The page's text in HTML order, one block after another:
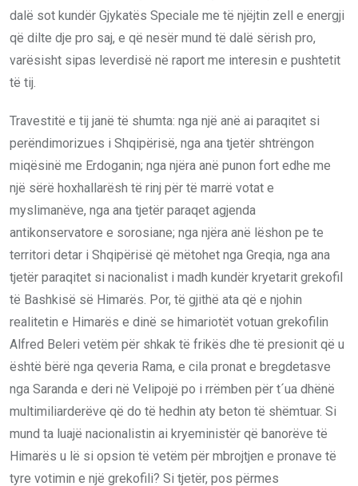
dalë sot kundër Gjykatës Speciale me të njëjtin zell e energji
që dilte dje pro saj, e që nesër mund të dalë sërish pro,
varësisht sipas leverdisë në raport me interesin e pushtetit
të tij.
Travestitë e tij janë të shumta: nga një anë ai paraqitet si
perëndimorizues i Shqipërisë, nga ana tjetër shtrëngon
miqësinë me Erdoganin; nga njëra anë punon fort edhe me
një sërë hoxhallarësh të rinj për të marrë votat e
myslimanëve, nga ana tjetër paraqet agjenda
antikonservatore e sorosiane; nga njëra anë lëshon pe te
territori detar i Shqipërisë që mëtohet nga Greqia, nga ana
tjetër paraqitet si nacionalist i madh kundër kryetarit grekofil
të Bashkisë së Himarës. Por, të gjithë ata që e njohin
realitetin e Himarës e dinë se himariotët votuan grekofilin
Alfred Beleri vetëm për shkak të frikës dhe të presionit që u
është bërë nga qeveria Rama, e cila pronat e bregdetasve
nga Saranda e deri në Velipojë po i rrëmben për t´ua dhënë
multimiliarderëve që do të hedhin aty beton të shëmtuar. Si
mund ta luajë nacionalistin ai kryeministër që banorëve të
Himarës u lë si opsion të vetëm për mbrojtjen e pronave të
tyre votimin e një grekofili? Si tjetër, pos përmes